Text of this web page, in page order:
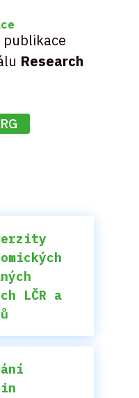
publikace
Research
LČR a